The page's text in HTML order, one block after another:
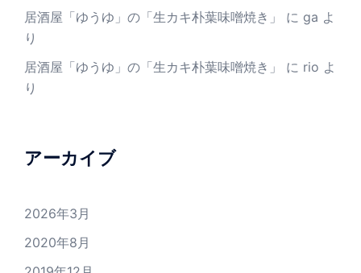
居酒屋「ゆうゆ」の「生カキ朴葉味噌焼き」
に ga よ
り
居酒屋「ゆうゆ」の「生カキ朴葉味噌焼き」
に rio よ
り
アーカイブ
2026年3月
2020年8月